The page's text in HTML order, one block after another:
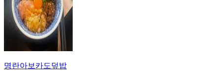
명란아보카도덮밥